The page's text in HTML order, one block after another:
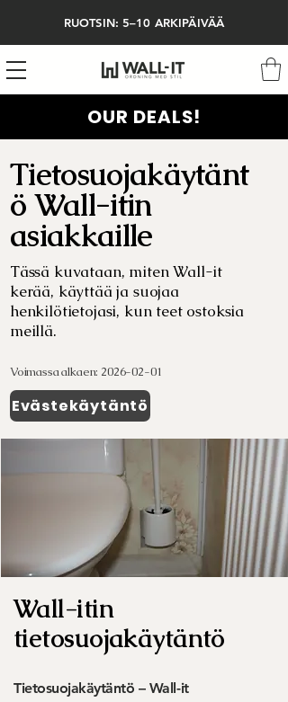
RUOTSIN: 5–10 ARKIPÄIVÄÄ
OUR DEALS!
Tietosuojakäytänt
ö Wall-itin
asiakkaille
Tässä kuvataan, miten Wall-it
kerää, käyttää ja suojaa
henkilötietojasi, kun teet ostoksia
meillä.
Voimassa alkaen: 2026-02-01
Evästekäytäntö
Wall-itin
tietosuojakäytäntö
Tietosuojakäytäntö – Wall-it